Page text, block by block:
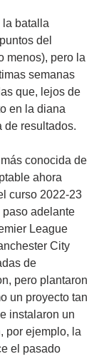
la batalla
del
menos), pero la
semanas
que, lejos de
en la diana
de resultados.
conocida de
ahora
curso 2022-23
adelante
League
City
de
pero plantaron
un proyecto tan
instalaron un
por ejemplo, la
el pasado